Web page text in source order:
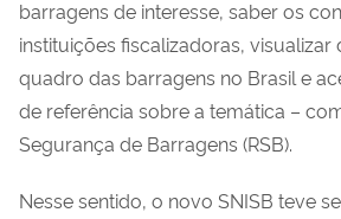
barragens de interesse, saber os
instituições fiscalizadoras, visualizar
quadro das barragens no Brasil e
de referência sobre a temática –
Segurança de Barragens (RSB).
Nesse sentido, o novo SNISB teve